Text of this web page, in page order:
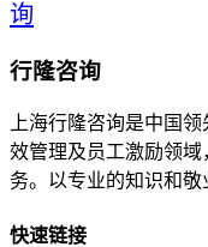
询
行隆咨询
上海行隆咨询是中国
效管理及员工激励领
务。以专业的知识和敬
快速链接